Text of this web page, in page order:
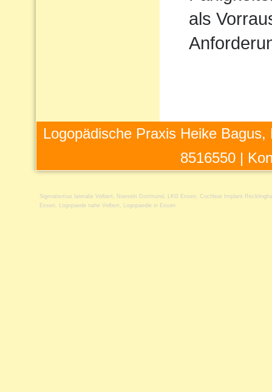
als
Logopädische Praxis Heike
8516550 |
Sigmatismus lateralis Velbert , Naeseln Dortmund , LKG Essen , Cochlear Implant
Essen , Logopaede nahe Velbert , Logopaedie in Essen